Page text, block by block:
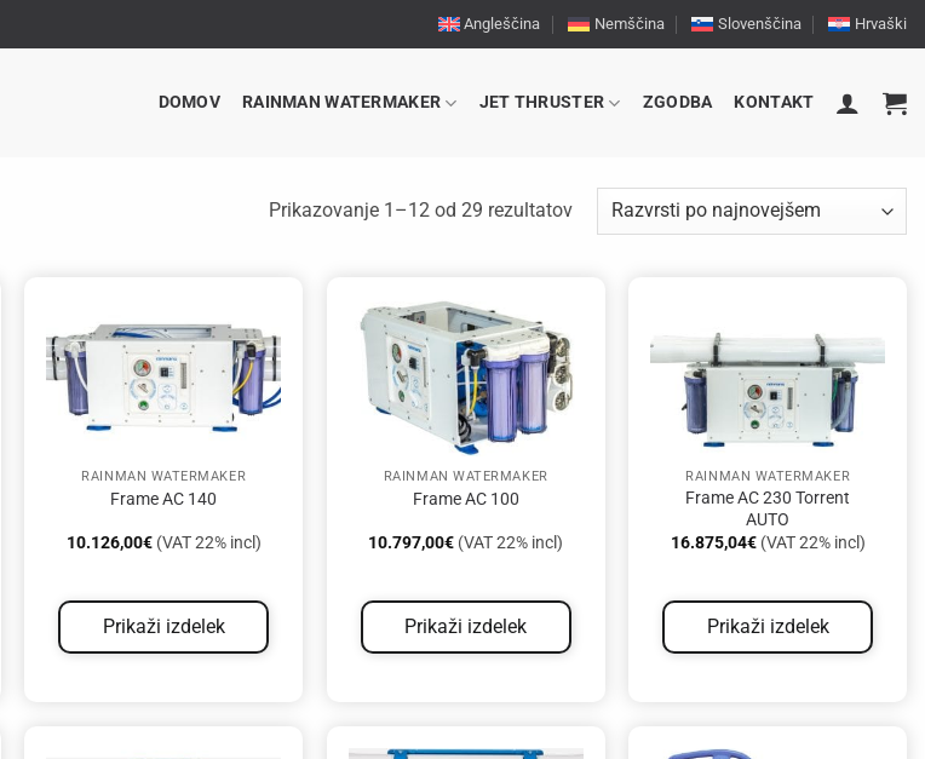
Angleščina Nemščina Slovenščina Hrvaški
DOMOV RAINMAN WATERMAKER JET THRUSTER ZGODBA KONTAKT
Prikazovanje 1–12 od 29 rezultatovRazvrščeno
RAINMAN WATERMAKER
Frame AC 140
10.126,00€(VAT 22% incl)
Prikaži izdelek
RAINMAN WATERMAKER
Frame AC 100
10.797,00€ (VAT 22% incl)
Prikaži izdelek
RAINMAN WATERMAKER
Frame AC 230 Torrent
AUTO
16.875,04€(VAT 22% incl)
Prikaži izdelek